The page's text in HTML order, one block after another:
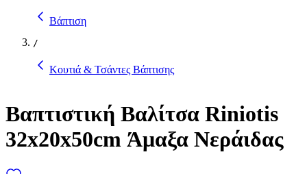
Βάπτιση
/
Κουτιά & Τσάντες Βάπτισης
Βαπτιστική Βαλίτσα Riniotis
32x20x50cm Άμαξα Νεράιδας